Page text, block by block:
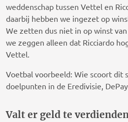
weddenschap tussen Vettel en
daarbij hebben we ingezet op
We zetten dus niet in op winst van
we zeggen alleen dat Ricciardo
Vettel.
Voetbal voorbeeld: Wie scoort dit
doelpunten in de Eredivisie,
Valt er geld te